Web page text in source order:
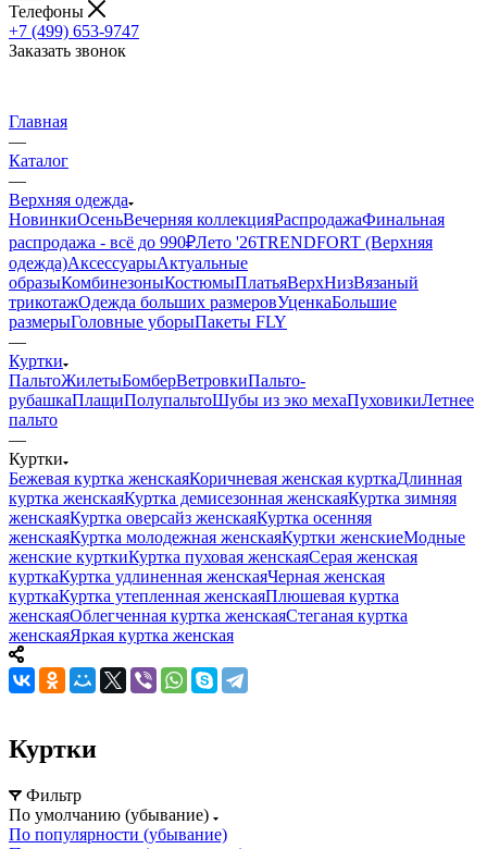
Телефоны
+7 (499) 653-9747
Заказать звонок
Главная
—
Каталог
—
Верхняя одежда
НовинкиОсеньВечерняя коллекцияРаспродажаФинальная
распродажа - всё до 990₽Лето '26TRENDFORT (Верхняя
одежда)АксессуарыАктуальные
образыКомбинезоныКостюмыПлатьяВерхНизВязаный
трикотажОдежда больших размеровУценкаБольшие
размерыГоловные уборыПакеты FLY
—
Куртки
ПальтоЖилетыБомберВетровкиПальто-
рубашкаПлащиПолупальтоШубы из эко мехаПуховикиЛетнее
пальто
—
Куртки
Бежевая куртка женскаяКоричневая женская курткаДлинная
куртка женскаяКуртка демисезонная женскаяКуртка зимняя
женскаяКуртка оверсайз женскаяКуртка осенняя
женскаяКуртка молодежная женскаяКуртки женскиеМодные
женские курткиКуртка пуховая женскаяСерая женская
курткаКуртка удлиненная женскаяЧерная женская
курткаКуртка утепленная женскаяПлюшевая куртка
женскаяОблегченная куртка женскаяСтеганая куртка
женскаяЯркая куртка женская
Куртки
Фильтр
По умолчанию (убывание)
По популярности (убывание)